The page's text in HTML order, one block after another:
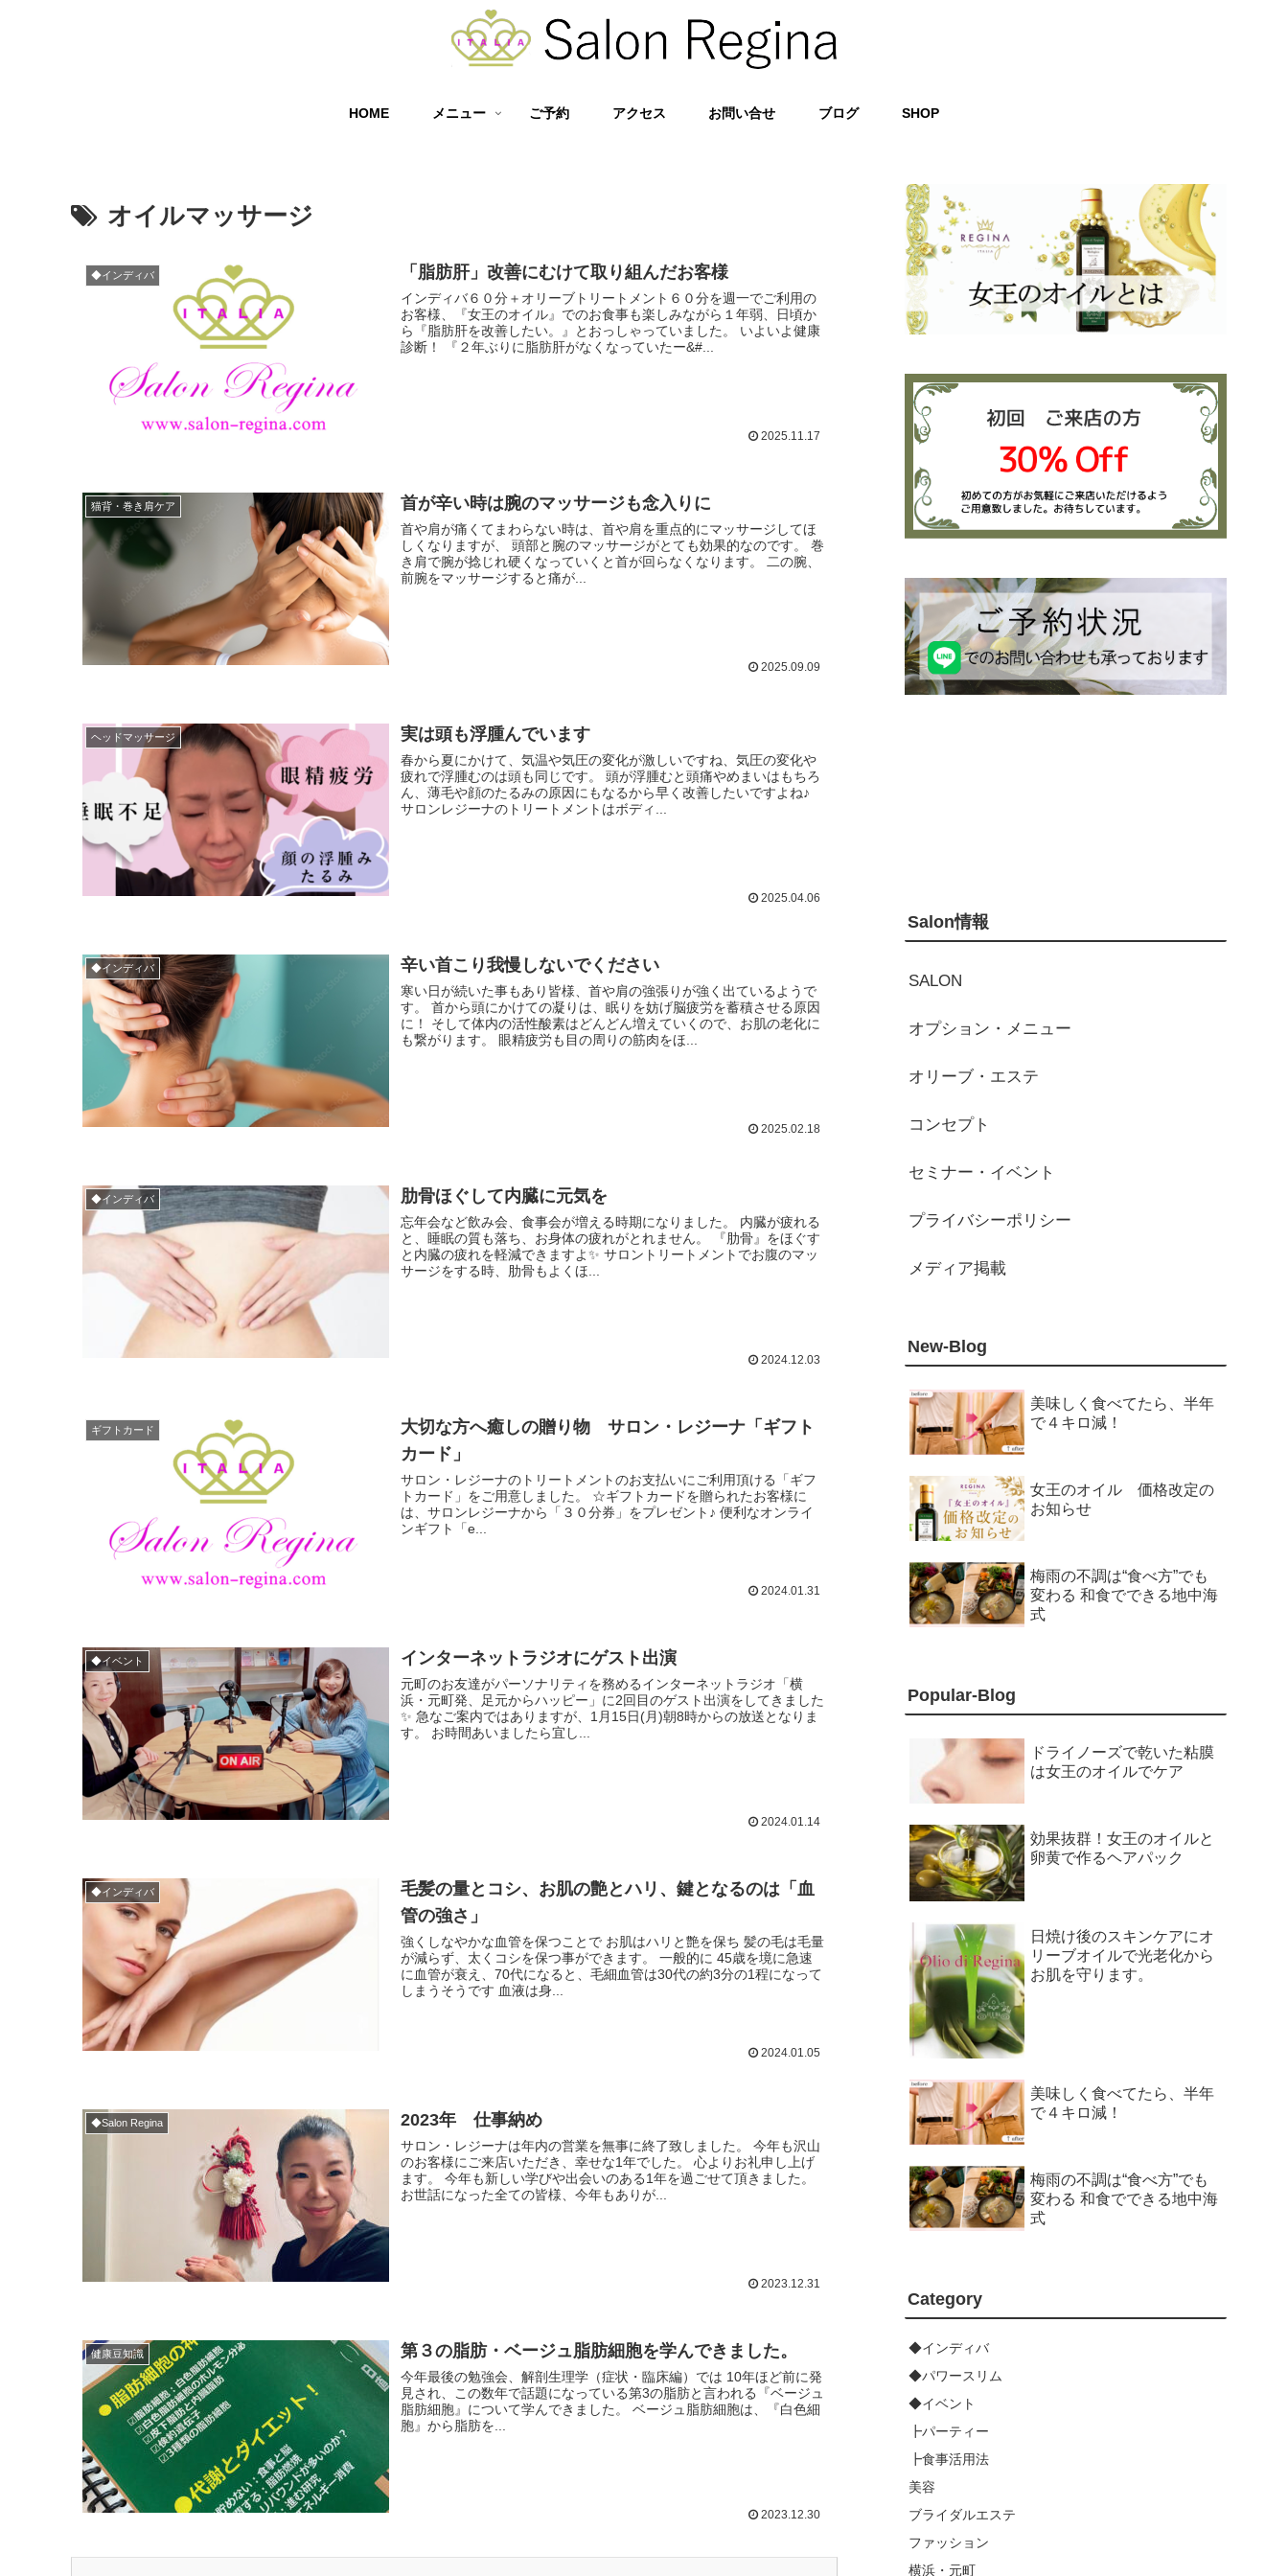
HOME メニュー ご予約 アクセス お問い合せ ブログ SHOP
オイルマッサージ
◆インディバ 「脂肪肝」改善にむけて取り組んだお客様
インディバ６０分＋オリーブトリートメント６０分を週一でご利用の
お客様、『女王のオイル』でのお食事も楽しみながら１年弱、日頃か
ら『脂肪肝を改善したい。』とおっしゃっていました。 いよいよ健康
診断！ 『２年ぶりに脂肪肝がなくなっていたー&#...
2025.11.17
猫背・巻き肩ケア 首が辛い時は腕のマッサージも念入りに
首や肩が痛くてまわらない時は、首や肩を重点的にマッサージしてほ
しくなりますが、 頭部と腕のマッサージがとても効果的なのです。 巻
き肩で腕が捻じれ硬くなっていくと首が回らなくなります。 二の腕、
前腕をマッサージすると痛が...
2025.09.09
ヘッドマッサージ 実は頭も浮腫んでいます
春から夏にかけて、気温や気圧の変化が激しいですね、気圧の変化や
疲れで浮腫むのは頭も同じです。 頭が浮腫むと頭痛やめまいはもちろ
ん、薄毛や顔のたるみの原因にもなるから早く改善したいですよね♪
サロンレジーナのトリートメントはボディ...
2025.04.06
◆インディバ 辛い首こり我慢しないでください
寒い日が続いた事もあり皆様、首や肩の強張りが強く出ているようで
す。 首から頭にかけての凝りは、眠りを妨げ脳疲労を蓄積させる原因
に！ そして体内の活性酸素はどんどん増えていくので、お肌の老化に
も繋がります。 眼精疲労も目の周りの筋肉をほ...
2025.02.18
◆インディバ 肋骨ほぐして内臓に元気を
忘年会など飲み会、食事会が増える時期になりました。 内臓が疲れる
と、睡眠の質も落ち、お身体の疲れがとれません。 『肋骨』をほぐす
と内臓の疲れを軽減できますよ✨ サロントリートメントでお腹のマッ
サージをする時、肋骨もよくほ...
2024.12.03
ギフトカード
大切な方へ癒しの贈り物 サロン・レジーナ「ギフト
カード」
サロン・レジーナのトリートメントのお支払いにご利用頂ける「ギフ
トカード」をご用意しました。 ☆ギフトカードを贈られたお客様に
は、サロンレジーナから「３０分券」をプレゼント♪ 便利なオンライ
ンギフト「e...
2024.01.31
◆イベント インターネットラジオにゲスト出演
元町のお友達がパーソナリティを務めるインターネットラジオ「横
浜・元町発、足元からハッピー」に2回目のゲスト出演をしてきました
✨ 急なご案内ではありますが、1月15日(月)朝8時からの放送となりま
す。 お時間あいましたら宜し...
2024.01.14
◆インディバ
毛髪の量とコシ、お肌の艶とハリ、鍵となるのは「血
管の強さ」
強くしなやかな血管を保つことで お肌はハリと艶を保ち 髪の毛は毛量
が減らず、太くコシを保つ事ができます。 一般的に 45歳を境に急速
に血管が衰え、70代になると、毛細血管は30代の約3分の1程になって
しまうそうです 血液は身...
2024.01.05
◆Salon Regina 2023年 仕事納め
サロン・レジーナは年内の営業を無事に終了致しました。 今年も沢山
のお客様にご来店いただき、幸せな1年でした。 心よりお礼申し上げ
ます。 今年も新しい学びや出会いのある1年を過ごせて頂きました。
お世話になった全ての皆様、今年もありが...
2023.12.31
健康豆知識 第３の脂肪・ベージュ脂肪細胞を学んできました。
今年最後の勉強会、解剖生理学（症状・臨床編）では 10年ほど前に発
見され、この数年で話題になっている第3の脂肪と言われる『ベージュ
脂肪細胞』について学んできました。 ベージュ脂肪細胞は、『白色細
胞』から脂肪を...
2023.12.30
Salon情報
SALON
オプション・メニュー
オリーブ・エステ
コンセプト
セミナー・イベント
プライバシーポリシー
メディア掲載
New-Blog
美味しく食べてたら、半年
で４キロ減！
女王のオイル 価格改定の
お知らせ
梅雨の不調は“食べ方”でも
変わる 和食でできる地中海
式
Popular-Blog
ドライノーズで乾いた粘膜
は女王のオイルでケア
効果抜群！女王のオイルと
卵黄で作るヘアパック
日焼け後のスキンケアにオ
リーブオイルで光老化から
お肌を守ります。
美味しく食べてたら、半年
で４キロ減！
梅雨の不調は“食べ方”でも
変わる 和食でできる地中海
式
Category
◆インディバ
◆パワースリム
◆イベント
┣パーティー
┣食事活用法
美容
ブライダルエステ
ファッション
横浜・元町